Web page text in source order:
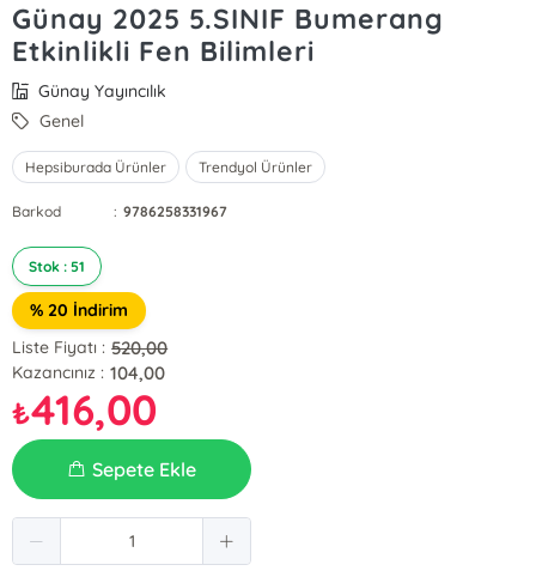
Günay 2025 5.SINIF Bumerang
Etkinlikli Fen Bilimleri
Günay Yayıncılık
Genel
Hepsiburada Ürünler Trendyol Ürünler
Barkod : 9786258331967
Stok : 51
% 20 İndirim
Liste Fiyatı : 520,00
Kazancınız : 104,00
₺416,00
Sepete Ekle